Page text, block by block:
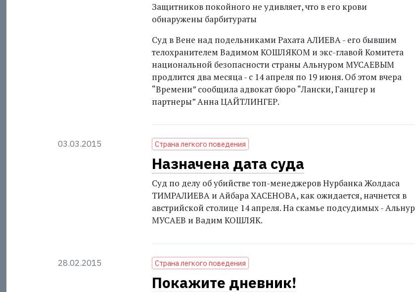
Защитников покойного не удивляет, что в его крови
обнаружены барбитураты
Суд в Вене над подельниками Рахата АЛИЕВА - его бывшим
телохранителем Вадимом КОШЛЯКОМ и экс-главой Комитета
национальной безопас­ности страны Альнуром МУСАЕВЫМ
продлится два месяца - с 14 апреля по 19 июня. Об этом вчера
“Времени” сообщила адвокат бюро “Лански, Ганцгер и
партнеры” Анна ЦАЙТЛИНГЕР.
03.03.2015 Страна легкого поведения
Назначена дата суда
Суд по делу об убийстве топ-менеджеров Нурбанка Жолдаса
ТИМРАЛИЕВА и Айбара ХАСЕНОВА, как ожидается, начнется в
австрийской столице 14 апреля. На скамье подсудимых - Альнур
МУСАЕВ и Вадим КОШЛЯК.
28.02.2015 Страна легкого поведения
Покажите дневник!